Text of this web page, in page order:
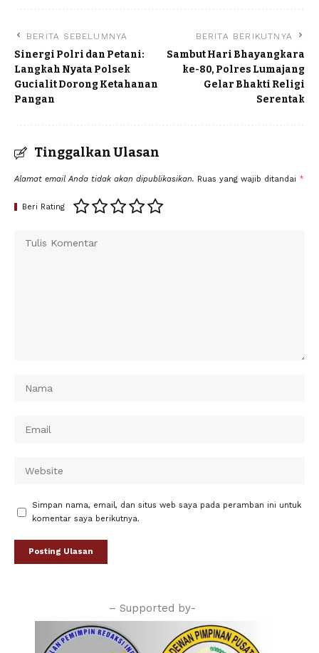
BERITA SEBELUMNYA
Sinergi Polri dan Petani:
Langkah Nyata Polsek
Gucialit Dorong Ketahanan
Pangan
BERITA BERIKUTNYA
Sambut Hari Bhayangkara
ke-80, Polres Lumajang
Gelar Bhakti Religi
Serentak
Tinggalkan Ulasan
Alamat email Anda tidak akan dipublikasikan. Ruas yang wajib ditandai *
Beri Rating
Simpan nama, email, dan situs web saya pada peramban ini untuk
komentar saya berikutnya.
– Supported by-